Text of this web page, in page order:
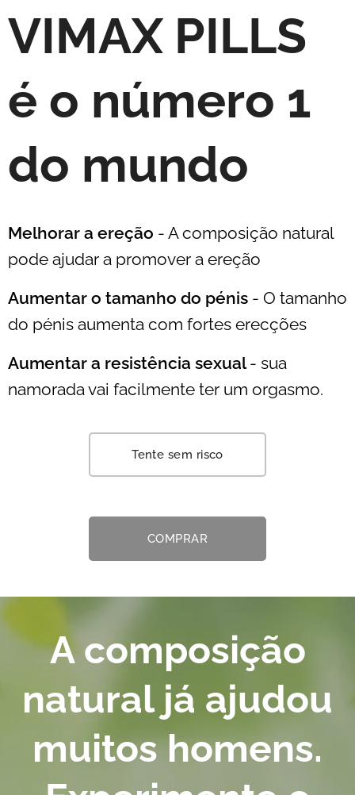
VIMAX PILLS
é o número 1
do mundo
Melhorar a ereção - A composição natural
pode ajudar a promover a ereção
Aumentar o tamanho do pénis - O tamanho
do pénis aumenta com fortes erecções
Aumentar a resistência sexual- sua
namorada vai facilmente ter um orgasmo.
Tente sem risco
COMPRAR
A composição
natural já ajudou
muitos homens.